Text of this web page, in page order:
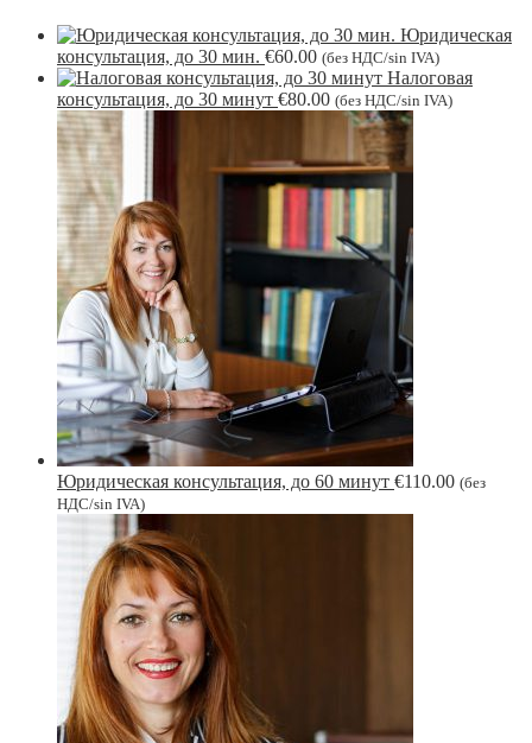
Юридическая
консультация, до 30 мин. €60.00 (без НДС/sin IVA)
Налоговая
консультация, до 30 минут €80.00 (без НДС/sin IVA)
Юридическая консультация, до 60 минут €110.00 (без
НДС/sin IVA)